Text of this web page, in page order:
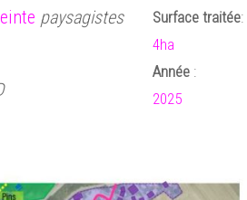
paysagistes
Surface traitée:
4ha
Année :
2025